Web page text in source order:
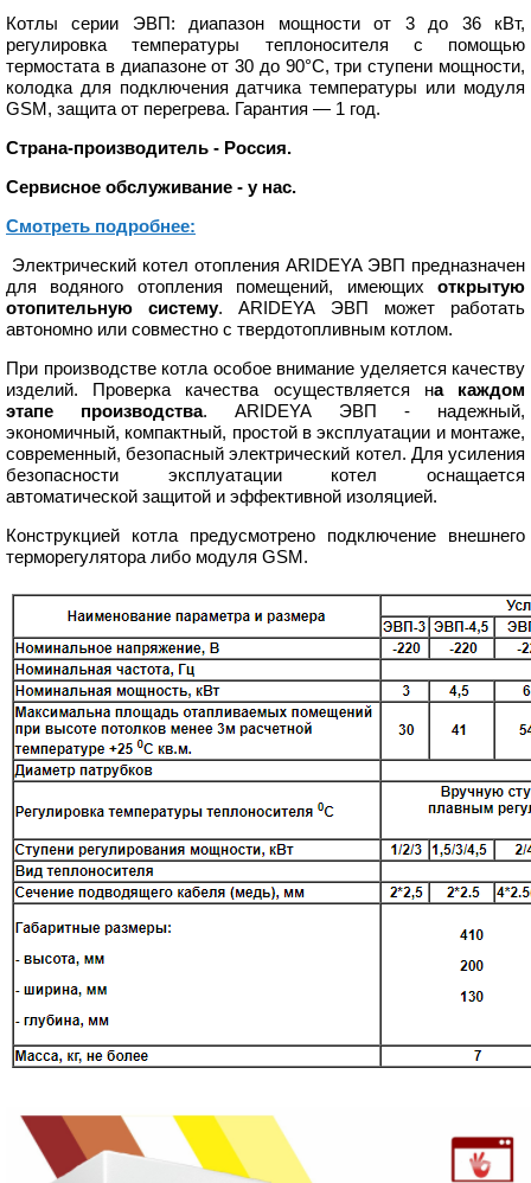
Котлы серии ЭВП: диапазон мощности от 3 до 36 кВт,
регулировка температуры теплоносителя с помощью
термостата в диапазоне от 30 до 90°C, три ступени мощности,
колодка для подключения датчика температуры или модуля
GSM, защита от перегрева. Гарантия — 1 год.
Страна-производитель - Россия.
Сервисное обслуживание - у нас.
Смотреть подробнее:
Электрический котел отопления ARIDEYA ЭВП предназначен
для водяного отопления помещений, имеющих открытую
отопительную систему. ARIDEYA ЭВП может работать
автономно или совместно с твердотопливным котлом.
При производстве котла особое внимание уделяется качеству
изделий. Проверка качества осуществляется на каждом
этапе производства. ARIDEYA ЭВП - надежный,
экономичный, компактный, простой в эксплуатации и монтаже,
современный, безопасный электрический котел. Для усиления
безопасности эксплуатации котел оснащается
автоматической защитой и эффективной изоляцией.
Конструкцией котла предусмотрено подключение внешнего
терморегулятора либо модуля GSM.